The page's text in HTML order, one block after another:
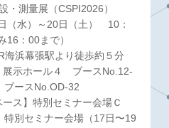
・測量展（CSPI2026）
（水）～20日（土） 10：
：00まで）
浜幕張駅より徒歩約５分
展示ホール４ ブースNo.12-
ースNo.OD-32
ス】特別セミナー会場Ｃ
別セミナー会場（17日〜19